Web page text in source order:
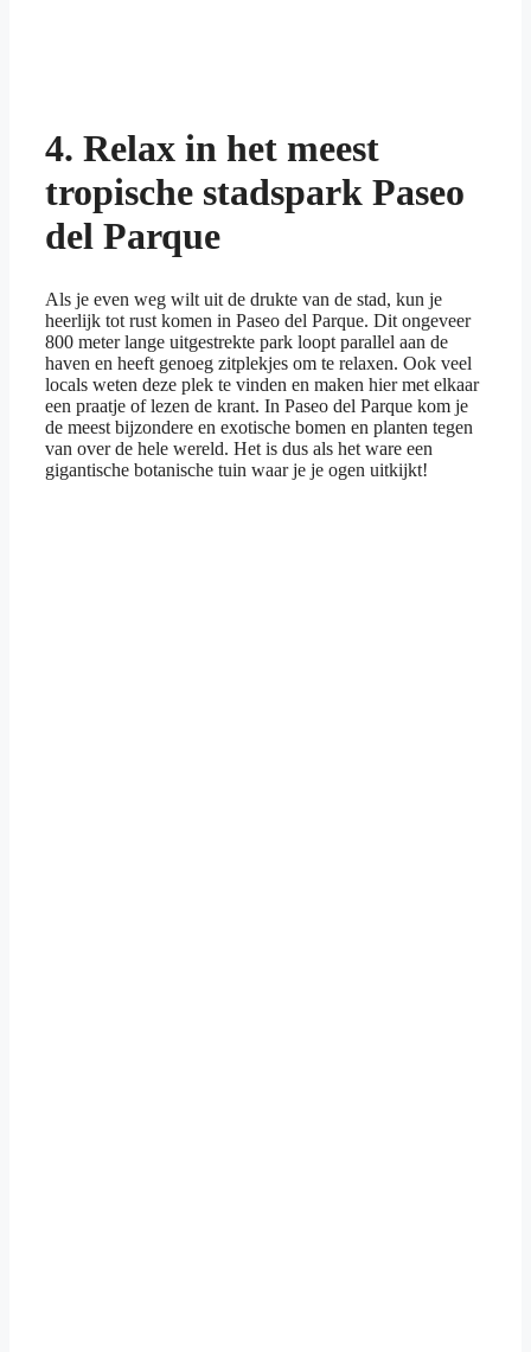
4. Relax in het meest
tropische stadspark Paseo
del Parque
Als je even weg wilt uit de drukte van de stad, kun je
heerlijk tot rust komen in Paseo del Parque. Dit ongeveer
800 meter lange uitgestrekte park loopt parallel aan de
haven en heeft genoeg zitplekjes om te relaxen. Ook veel
locals weten deze plek te vinden en maken hier met elkaar
een praatje of lezen de krant. In Paseo del Parque kom je
de meest bijzondere en exotische bomen en planten tegen
van over de hele wereld. Het is dus als het ware een
gigantische botanische tuin waar je je ogen uitkijkt!